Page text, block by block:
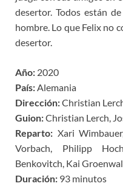
desertor. Todos están
hombre. Lo que Felix no
desertor.
Año: 2020
País: Alemania
Dirección:Christian
Guion:Christian Lerch,
Reparto: Xari
Vorbach, Philipp
Benkovitch, Kai
Duración: 93 minutos